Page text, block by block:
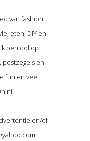
van fashion,
eten, DIY en
ben dol op:
postzegels en
fun en veel
en/of